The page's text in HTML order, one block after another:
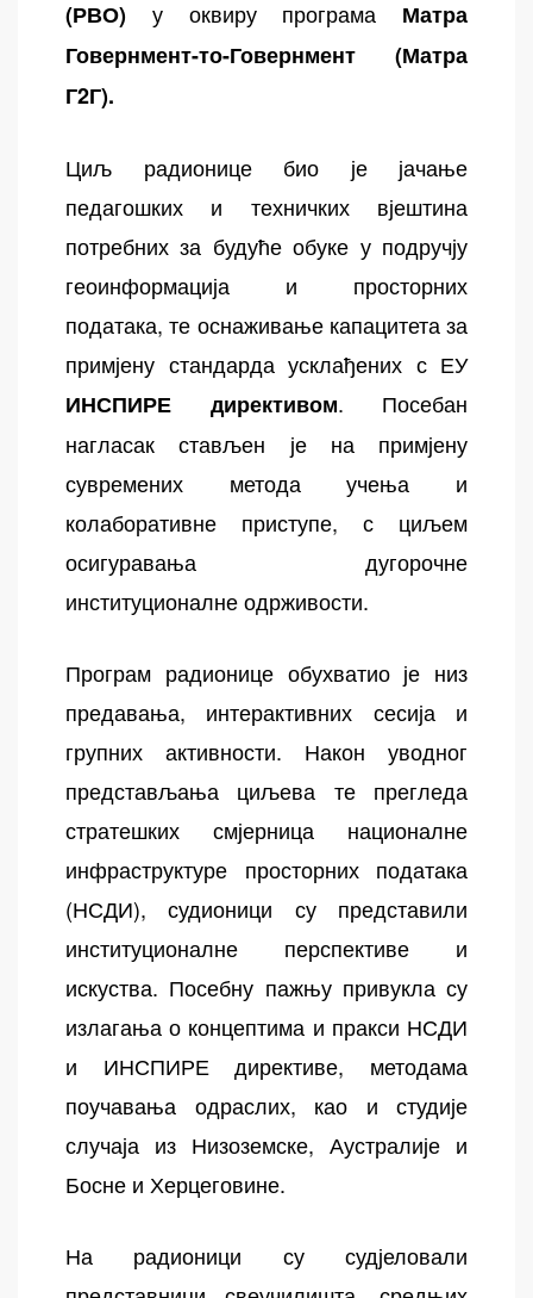
(РВО) у оквиру програма Матра
Говернмент-то-Говернмент (Матра
Г2Г).
Циљ радионице био је јачање
педагошких и техничких вјештина
потребних за будуће обуке у подручју
геоинформација и просторних
података, те оснаживање капацитета за
примјену стандарда усклађених с ЕУ
ИНСПИРЕ директивом. Посебан
нагласак стављен је на примјену
сувремених метода учења и
колаборативне приступе, с циљем
осигуравања дугорочне
институционалне одрживости.
Програм радионице обухватио је низ
предавања, интерактивних сесија и
групних активности. Након уводног
представљања циљева те прегледа
стратешких смјерница националне
инфраструктуре просторних података
(НСДИ), судионици су представили
институционалне перспективе и
искуства. Посебну пажњу привукла су
излагања о концептима и пракси НСДИ
и ИНСПИРЕ директиве, методама
поучавања одраслих, као и студије
случаја из Низоземске, Аустралије и
Босне и Херцеговине.
На радионици су судјеловали